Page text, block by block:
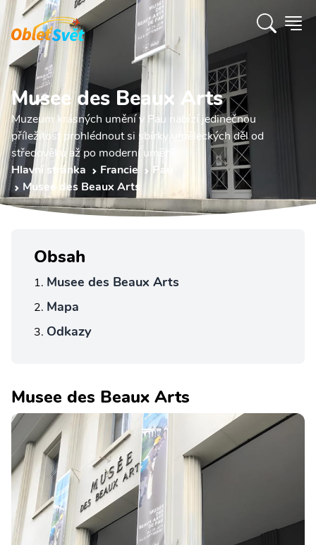
Musee des Beaux Arts
Muzeum krásných umění v Pau nabízí jedinečnou
příležitost prohlédnout si sbírky uměleckých děl od
středověku až po moderní umění.
Hlavní stránka
Francie
Pau
Musee des Beaux Arts
Obsah
Musee des Beaux Arts
Mapa
Odkazy
Musee des Beaux Arts